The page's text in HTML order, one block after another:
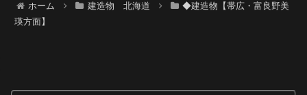
ホーム 建造物 北海道
◆建造物【帯広・富良野美
瑛方面】